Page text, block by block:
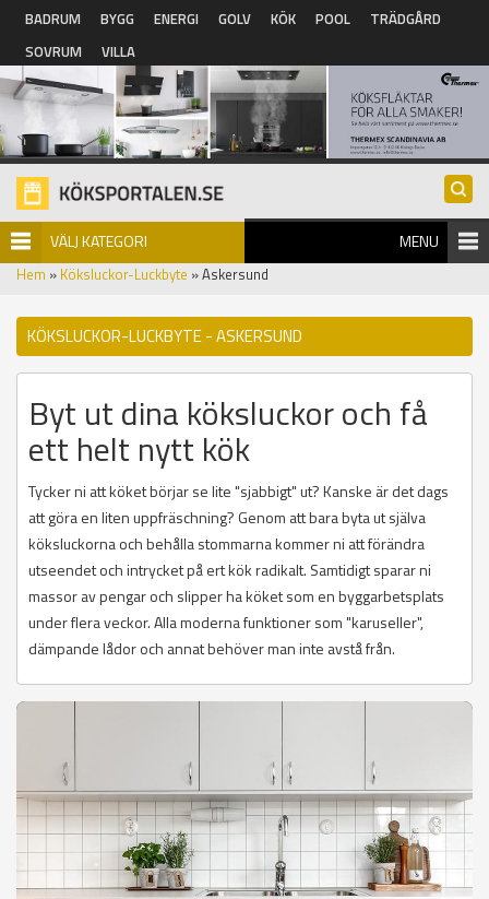
Hoppa till huvudinnehåll
BADRUM BYGG ENERGI GOLV KÖK POOL
TRÄDGÅRD
SOVRUM
VILLA
VÄLJ KATEGORI MENU
Hem » Köksluckor-Luckbyte » Askersund
KÖKSLUCKOR-LUCKBYTE - ASKERSUND
Byt ut dina köksluckor och få
ett helt nytt kök
Tycker ni att köket börjar se lite "sjabbigt" ut? Kanske är det dags
att göra en liten uppfräschning? Genom att bara byta ut själva
köksluckorna och behålla stommarna kommer ni att förändra
utseendet och intrycket på ert kök radikalt. Samtidigt sparar ni
massor av pengar och slipper ha köket som en byggarbetsplats
under flera veckor. Alla moderna funktioner som "karuseller",
dämpande lådor och annat behöver man inte avstå från.